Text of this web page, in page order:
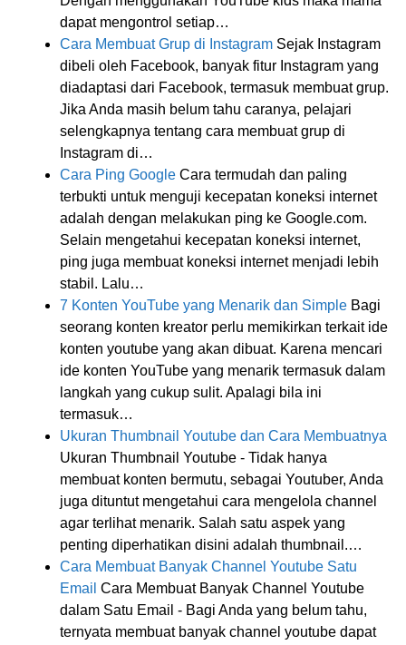
dapat mengontrol setiap…
Cara Membuat Grup di Instagram Sejak Instagram
dibeli oleh Facebook, banyak fitur Instagram yang
diadaptasi dari Facebook, termasuk membuat grup.
Jika Anda masih belum tahu caranya, pelajari
selengkapnya tentang cara membuat grup di
Instagram di…
Cara Ping Google Cara termudah dan paling
terbukti untuk menguji kecepatan koneksi internet
adalah dengan melakukan ping ke Google.com.
Selain mengetahui kecepatan koneksi internet,
ping juga membuat koneksi internet menjadi lebih
stabil. Lalu…
7 Konten YouTube yang Menarik dan Simple Bagi
seorang konten kreator perlu memikirkan terkait ide
konten youtube yang akan dibuat. Karena mencari
ide konten YouTube yang menarik termasuk dalam
langkah yang cukup sulit. Apalagi bila ini
termasuk…
Ukuran Thumbnail Youtube dan Cara Membuatnya
Ukuran Thumbnail Youtube - Tidak hanya
membuat konten bermutu, sebagai Youtuber, Anda
juga dituntut mengetahui cara mengelola channel
agar terlihat menarik. Salah satu aspek yang
penting diperhatikan disini adalah thumbnail.…
Cara Membuat Banyak Channel Youtube Satu
Email Cara Membuat Banyak Channel Youtube
dalam Satu Email - Bagi Anda yang belum tahu,
ternyata membuat banyak channel youtube dapat